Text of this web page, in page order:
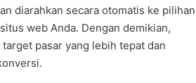
diarahkan secara otomatis ke pilihan
web Anda. Dengan demikian,
pasar yang lebih tepat dan